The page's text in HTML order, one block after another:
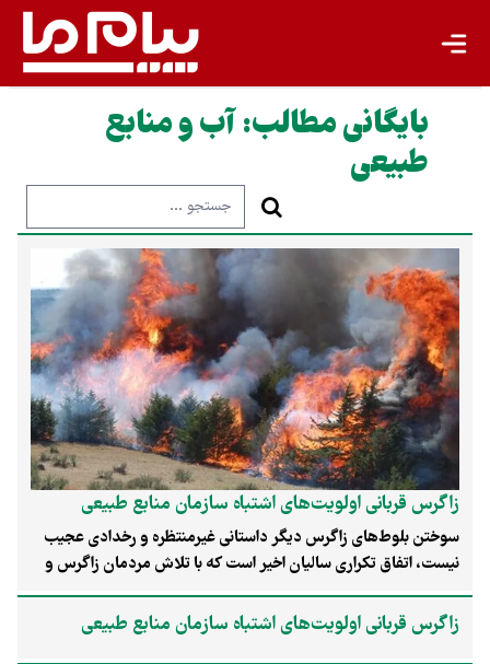
بایگانی مطالب:آب و منابع
طبیعی
زاگرس قربانی اولویت‌­های اشتباه سازمان منابع طبیعی
سوختن بلوط‌های زاگرس دیگر داستانی غیرمنتظره و رخدادی عجیب
نیست، اتفاق تکراری سالیان اخیر است که با تلاش مردمان زاگرس و
نگاه توام با افسوس سایر مردمان این سرزمین همراه شده است.
زاگرس قربانی اولویت‌­های اشتباه سازمان منابع طبیعی